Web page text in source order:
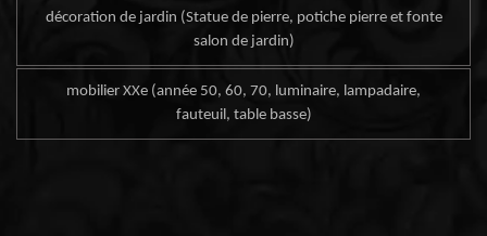
décoration de jardin (Statue de pierre, potiche pierre et fonte
salon de jardin)
mobilier XXe (année 50, 60, 70, luminaire, lampadaire,
fauteuil, table basse)